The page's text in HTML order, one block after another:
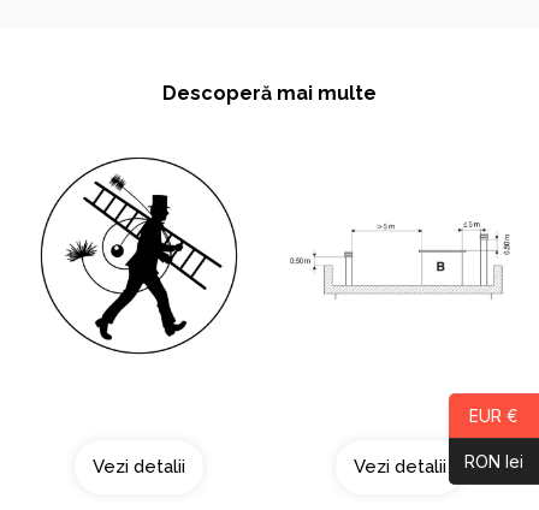
Descoperă mai multe
Vezi detalii
Acoperis tip terasa
Vezi detalii
EUR €
RON lei